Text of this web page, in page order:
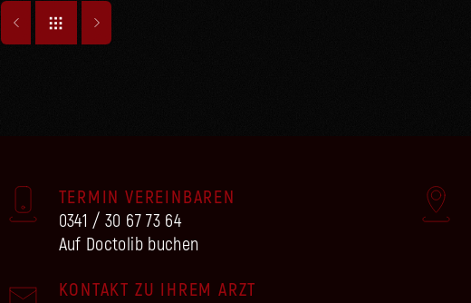
TERMIN VEREINBAREN
0341 / 30 67 73 64
Auf Doctolib buchen
KONTAKT ZU IHREM ARZT